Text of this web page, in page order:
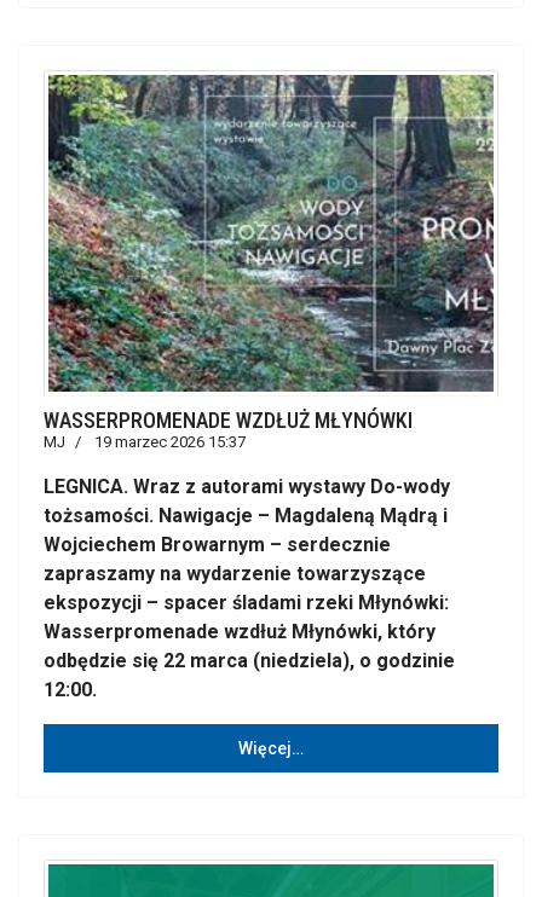
WASSERPROMENADE WZDŁUŻ MŁYNÓWKI
MJ 19 marzec 2026 15:37
LEGNICA. Wraz z autorami wystawy Do-wody
tożsamości. Nawigacje – Magdaleną Mądrą i
Wojciechem Browarnym – serdecznie
zapraszamy na wydarzenie towarzyszące
ekspozycji – spacer śladami rzeki Młynówki:
Wasserpromenade wzdłuż Młynówki, który
odbędzie się 22 marca (niedziela), o godzinie
12:00.
Więcej…